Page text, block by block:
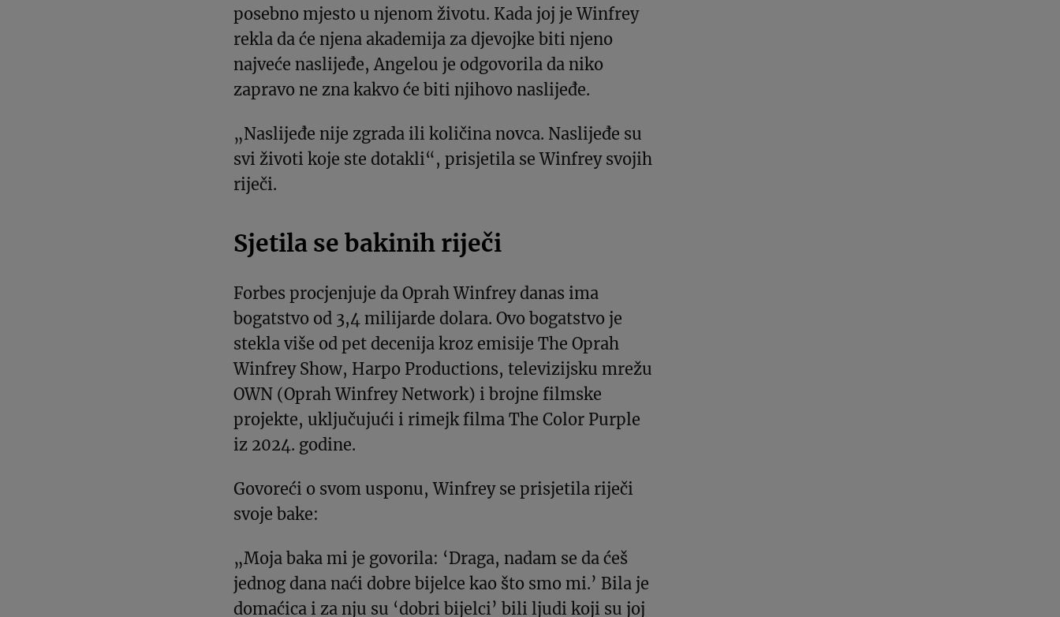
posebno mjesto u njenom životu. Kada joj je Winfrey
rekla da će njena akademija za djevojke biti njeno
najveće naslijeđe, Angelou je odgovorila da niko
zapravo ne zna kakvo će biti njihovo naslijeđe.
„Naslijeđe nije zgrada ili količina novca. Naslijeđe su
svi životi koje ste dotakli“, prisjetila se Winfrey svojih
riječi.
Sjetila se bakinih riječi
Forbes procjenjuje da Oprah Winfrey danas ima
bogatstvo od 3,4 milijarde dolara. Ovo bogatstvo je
stekla više od pet decenija kroz emisije The Oprah
Winfrey Show, Harpo Productions, televizijsku mrežu
OWN (Oprah Winfrey Network) i brojne filmske
projekte, uključujući i rimejk filma The Color Purple
iz 2024. godine.
Govoreći o svom usponu, Winfrey se prisjetila riječi
svoje bake:
„Moja baka mi je govorila: ‘Draga, nadam se da ćeš
jednog dana naći dobre bijelce kao što smo mi.’ Bila je
domaćica i za nju su ‘dobri bijelci’ bili ljudi koji su joj